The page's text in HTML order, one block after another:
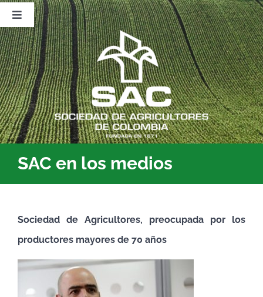
Saltar
contenido
Toggle
Navigation
Nosotros
Publicaciones
Sala de Prensa
Eventos
SAC en los medios
Sociedad de Agricultores, preocupada por los
productores mayores de 70 años